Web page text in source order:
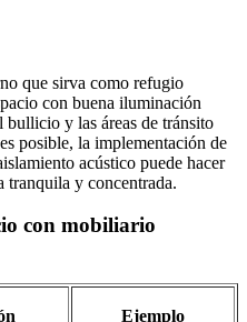
que sirva como refugio
con buena iluminación
y las áreas de tránsito
posible, la implementación de
acústico puede hacer
tranquila y concentrada.
con mobiliario
Ejemplo